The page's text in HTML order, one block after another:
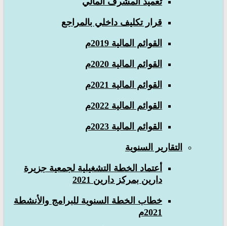
قرار تكليف داخلي بالمراجع
القوائم المالية 2019م
القوائم المالية 2020م
القوائم المالية 2021م
القوائم المالية 2022م
القوائم المالية 2023م
التقارير السنوية
أعتماد الخطة التشغيلية لجمعية جزيرة
دارين بمركز دارين 2021
خطاب الخطة السنوية للبرامج والأنشطة
2021م